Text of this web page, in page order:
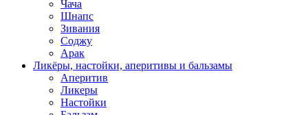
Чача
Шнапс
Зивания
Соджу
Арак
Ликёры, настойки, аперитивы и бальзамы
Аперитив
Ликеры
Настойки